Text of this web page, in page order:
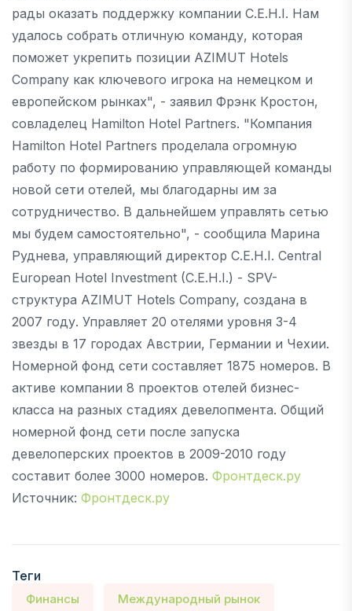
рады оказать поддержку компании C.E.H.I. Нам
удалось собрать отличную команду, которая
поможет укрепить позиции AZIMUT Hotels
Company как ключевого игрока на немецком и
европейском рынках", - заявил Фрэнк Кростон,
совладелец Hamilton Hotel Partners. "Компания
Hamilton Hotel Partners проделала огромную
работу по формированию управляющей команды
новой сети отелей, мы благодарны им за
сотрудничество. В дальнейшем управлять сетью
мы будем самостоятельно", - сообщила Марина
Руднева, управляющий директор C.E.H.I. Central
European Hotel Investment (C.E.H.I.) - SPV-
структура AZIMUT Hotels Company, создана в
2007 году. Управляет 20 отелями уровня 3-4
звезды в 17 городах Австрии, Германии и Чехии.
Номерной фонд сети составляет 1875 номеров. В
активе компании 8 проектов отелей бизнес-
класса на разных стадиях девелопмента. Общий
номерной фонд сети после запуска
девелоперских проектов в 2009-2010 году
составит более 3000 номеров. Фронтдеск.ру
Источник: Фронтдеск.ру
Теги
Финансы Международный рынок